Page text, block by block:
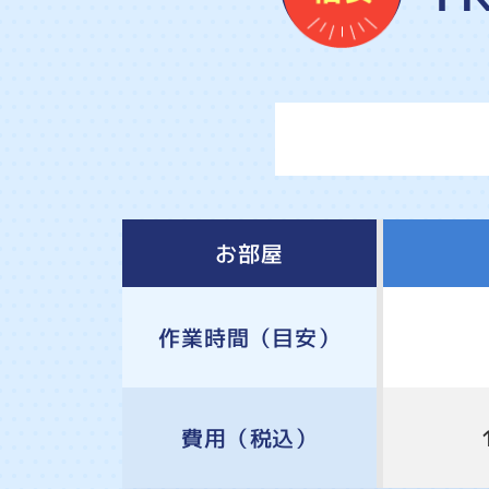
お部屋
作業時間 （目安）
費用 （税込）